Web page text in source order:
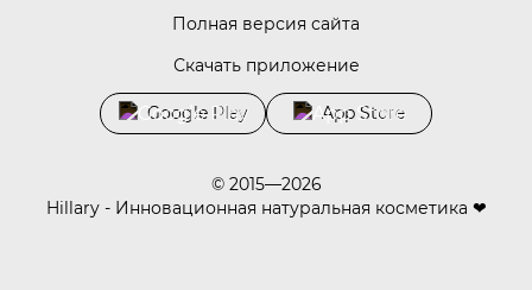
Полная версия сайта
Скачать приложение
Google Play App Store
© 2015—2026
Hillary - Инновационная натуральная косметика ❤